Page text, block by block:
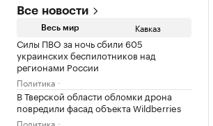
Все новости
Весь мир Кавказ
Силы ПВО за ночь сбили 605
украинских беспилотников над
регионами России
Политика
В Тверской области обломки дрона
повредили фасад объекта Wildberries
Политика